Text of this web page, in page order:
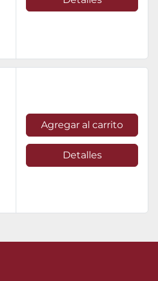
Agregar al carrito
Detalles